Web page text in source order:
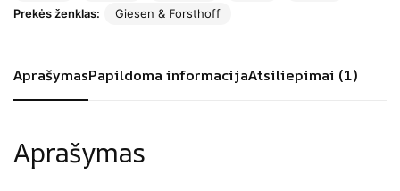
i
s
s
n
s
Prekės ženklas:
Giesen & Forsthoff
AprašymasPapildoma informacijaAtsiliepimai (1)
Aprašymas